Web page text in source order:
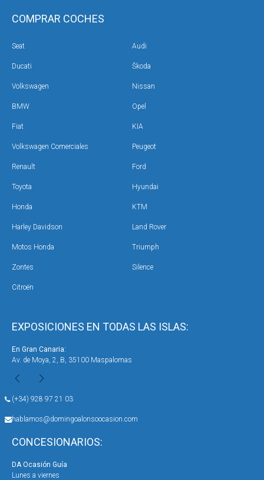
EXPOSICIONES EN TODAS LAS ISLAS:
En Gran Canaria:
Av. de Moya, 2, B, 35100 Maspalomas
(+34) 928 97 21 03
hablamos@domingoalonsoocasion.com
CONCESIONARIOS:
DA Ocasión Guía
Lunes a viernes
COMPRAR COCHES
Seat Audi
Ducati Škoda
Volkswagen Nissan
BMW Opel
Fiat KIA
Volkswagen Comerciales Peugeot
Renault Ford
Toyota Hyundai
Honda KTM
Harley Davidson Land Rover
Motos Honda Triumph
Zontes Silence
Citroën